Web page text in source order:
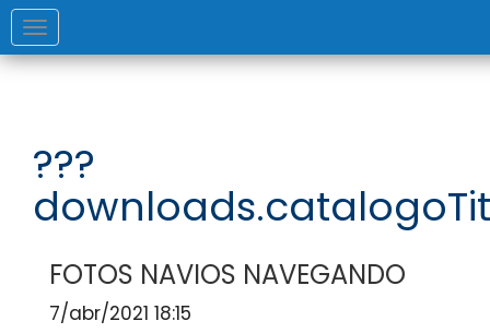
Toggle
navigation
???
FOTOS NAVIOS NAVEGANDO
7/abr/2021 18:15